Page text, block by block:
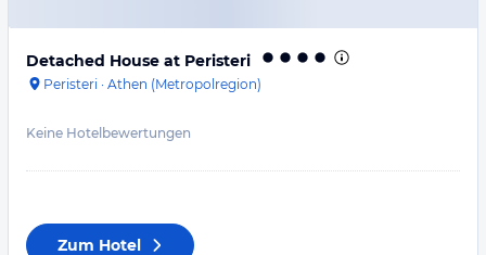
Detached House at Peristeri
Peristeri · Athen (Metropolregion)
Keine Hotelbewertungen
Zum Hotel